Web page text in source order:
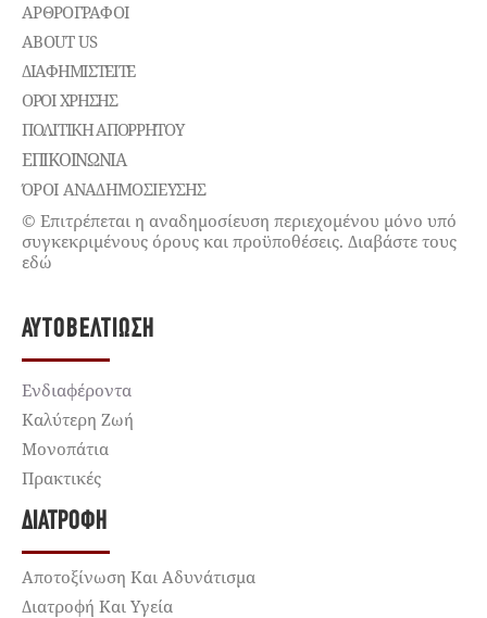
ΑΡΘΡΟΓΡΑΦΟΙ
ABOUT US
ΔΙΑΦΗΜΙΣΤΕΊΤΕ
ΌΡΟΙ ΧΡΉΣΗΣ
ΠΟΛΙΤΙΚΉ ΑΠΟΡΡΉΤΟΥ
ΕΠΙΚΟΙΝΩΝΊΑ
ΌΡΟΙ ΑΝΑΔΗΜΟΣΙΕΥΣΗΣ
© Επιτρέπεται η αναδημοσίευση περιεχομένου μόνο υπό
συγκεκριμένους όρους και προϋποθέσεις. Διαβάστε τους
εδώ
ΑΥΤΟΒΕΛΤΊΩΣΗ
Ενδιαφέροντα
Καλύτερη Ζωή
Μονοπάτια
Πρακτικές
ΔΙΑΤΡΟΦΉ
Αποτοξίνωση Και Αδυνάτισμα
Διατροφή Και Υγεία